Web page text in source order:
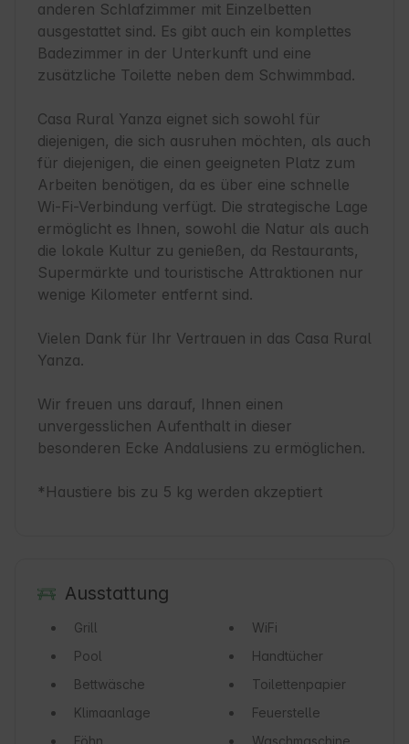
anderen Schlafzimmer mit Einzelbetten
ausgestattet sind. Es gibt auch ein komplettes
Badezimmer in der Unterkunft und eine
zusätzliche Toilette neben dem Schwimmbad.
Casa Rural Yanza eignet sich sowohl für
diejenigen, die sich ausruhen möchten, als auch
für diejenigen, die einen geeigneten Platz zum
Arbeiten benötigen, da es über eine schnelle
Wi-Fi-Verbindung verfügt. Die strategische Lage
ermöglicht es Ihnen, sowohl die Natur als auch
die lokale Kultur zu genießen, da Restaurants,
Supermärkte und touristische Attraktionen nur
wenige Kilometer entfernt sind.
Vielen Dank für Ihr Vertrauen in das Casa Rural
Yanza.
Wir freuen uns darauf, Ihnen einen
unvergesslichen Aufenthalt in dieser
besonderen Ecke Andalusiens zu ermöglichen.
*Haustiere bis zu 5 kg werden akzeptiert
Ausstattung
Grill
WiFi
Pool
Handtücher
Bettwäsche
Toilettenpapier
Klimaanlage
Feuerstelle